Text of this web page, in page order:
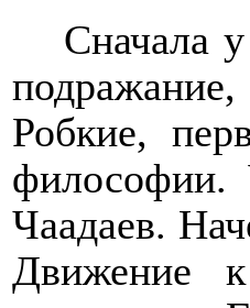
Сначала
Робкие,
философии.
Чаадаев.
Движение к